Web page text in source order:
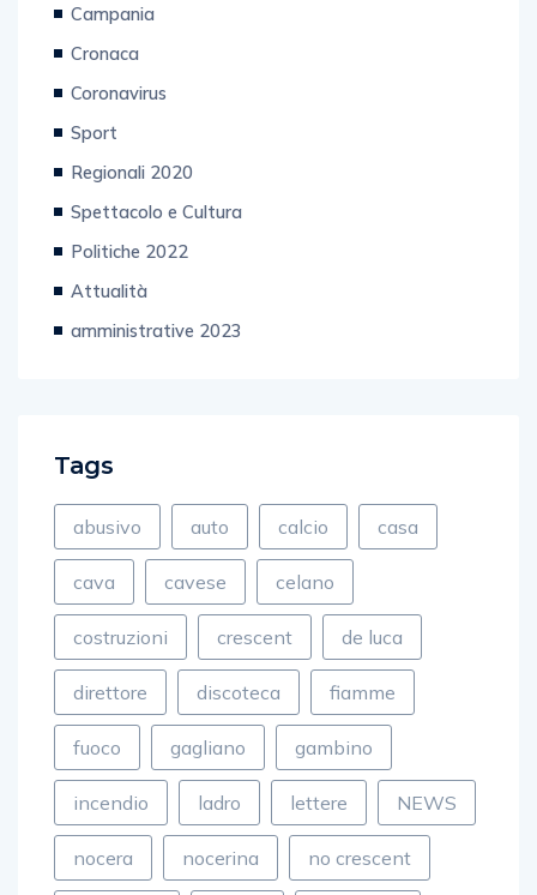
Campania
Cronaca
Coronavirus
Sport
Regionali 2020
Spettacolo e Cultura
Politiche 2022
Attualità
amministrative 2023
Tags
abusivo auto calcio casa
cava cavese celano
costruzioni crescent de luca
direttore discoteca fiamme
fuoco gagliano gambino
incendio ladro lettere NEWS
nocera nocerina no crescent